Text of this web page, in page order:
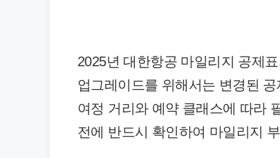
2025년 대한항공 마일리지 공제
업그레이드를 위해서는 변경된
여정 거리와 예약 클래스에 따라
전에 반드시 확인하여 마일리지